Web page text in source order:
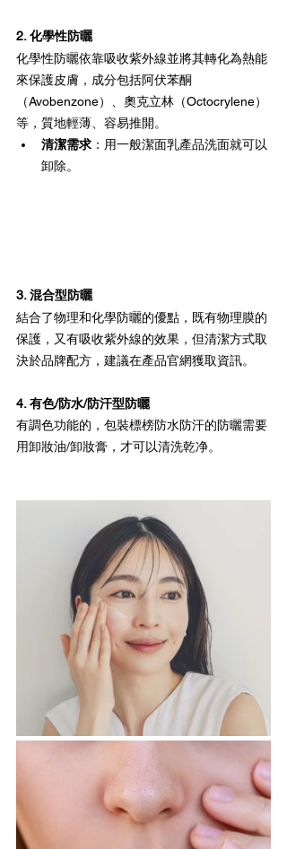
2. 化學性防曬
化學性防曬依靠吸收紫外線並將其轉化為熱能
來保護皮膚，成分包括阿伏苯酮
（Avobenzone）、奧克立林（Octocrylene）
等，質地輕薄、容易推開。
清潔需求 ：用一般潔面乳產品洗面就可以
卸除。
3. 混合型防曬
結合了物理和化學防曬的優點，既有物理膜的
保護，又有吸收紫外線的效果，但清潔方式取
決於品牌配方，建議在產品官網獲取資訊。
4. 有色/防水/防汗型防曬
有調色功能的，包裝標榜防水防汗的防曬需要
用卸妝油/卸妝膏，才可以清洗乾净。